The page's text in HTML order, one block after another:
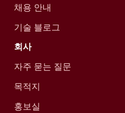
채용 안내
기술 블로그
회사
자주 묻는 질문
목적지
홍보실